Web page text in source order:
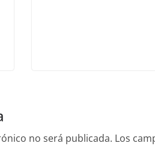
no será publicada. Los